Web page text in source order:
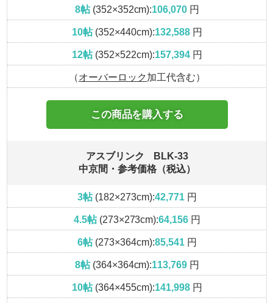
8帖(352×352cm):106,070 円
10帖(352×440cm):132,588円
12帖(352×522cm):157,394円
（オーバーロック 加工代含む）
この商品を購入する
アスブリンク BLK-33
中京間・参考価格（税込）
3帖(182×273cm):42,771円
4.5帖(273×273cm):64,156 円
6帖(273×364cm):85,541円
8帖(364×364cm):113,769 円
10帖(364×455cm):141,998円